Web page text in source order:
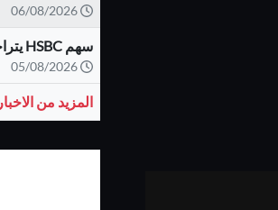
06/08/2026
سهم HSBC يتراجع رغم نتائج قوية وسط موجة جني الأرباح
05/08/2026
المزيد من الاخبار